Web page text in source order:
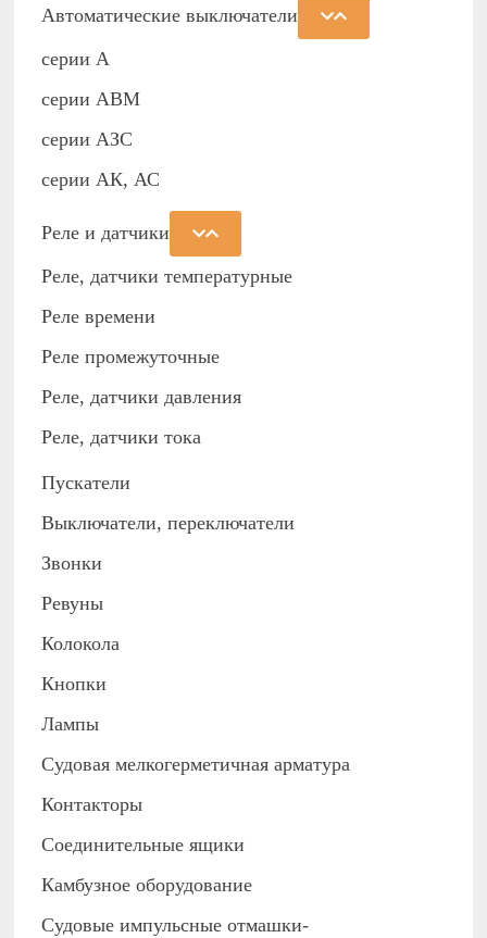
Автоматические выключатели
серии А
серии АВМ
cерии АЗС
серии АК, АС
Реле и датчики
Реле, датчики температурные
Реле времени
Реле промежуточные
Реле, датчики давления
Реле, датчики тока
Пускатели
Выключатели, переключатели
Звонки
Ревуны
Колокола
Кнопки
Лампы
Судовая мелкогерметичная арматура
Контакторы
Соединительные ящики
Камбузное оборудование
Судовые импульсные отмашки-